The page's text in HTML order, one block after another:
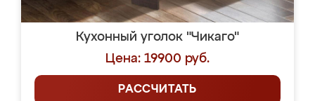
Кухонный уголок "Чикаго"
Цена: 19900 руб.
РАССЧИТАТЬ